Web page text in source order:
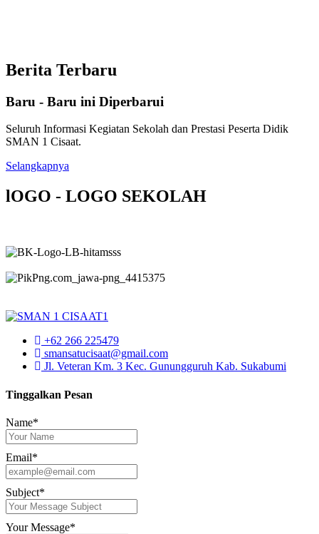
Berita Terbaru
Baru - Baru ini Diperbarui
Seluruh Informasi Kegiatan Sekolah dan Prestasi Peserta Didik
SMAN 1 Cisaat.
Selangkapnya
lOGO - LOGO SEKOLAH
+62 266 225479
smansatucisaat@gmail.com
Jl. Veteran Km. 3 Kec. Gunungguruh Kab. Sukabumi
Tinggalkan Pesan
Name*
Email*
Subject*
Your Message*